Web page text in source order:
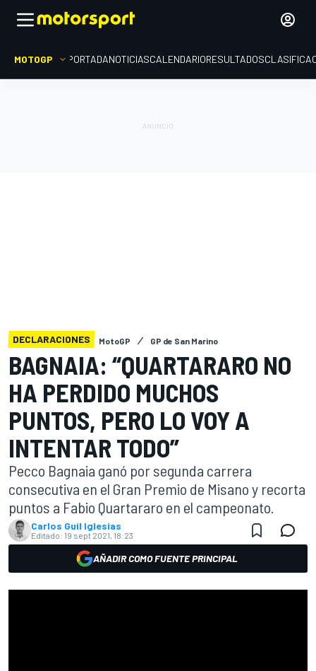
MOTOGP PORTADANOTICIASCALENDARIORESULTADOS
DECLARACIONES MotoGP GP de San Marino
BAGNAIA: “QUARTARARO NO
HA PERDIDO MUCHOS
PUNTOS, PERO LO VOY A
INTENTAR TODO”
Pecco Bagnaia ganó por segunda carrera
consecutiva en el Gran Premio de Misano y recorta
puntos a Fabio Quartararo en el campeonato.
Carlos Guil Iglesias
Editado: 19 sept 2021, 18:23
AÑADIR COMO FUENTE PRINCIPAL